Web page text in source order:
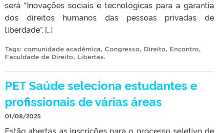
será “Inovações sociais e tecnológicas para a garantia
dos direitos humanos das pessoas privadas de
liberdade”. […]
Tags: comunidade acadêmica, Congresso, Direito, Encontro,
Faculdade de Direito, Libertas.
PET Saúde seleciona estudantes e
profissionais de várias áreas
01/08/2025
Estão abertas as inscrições para o processo seletivo de